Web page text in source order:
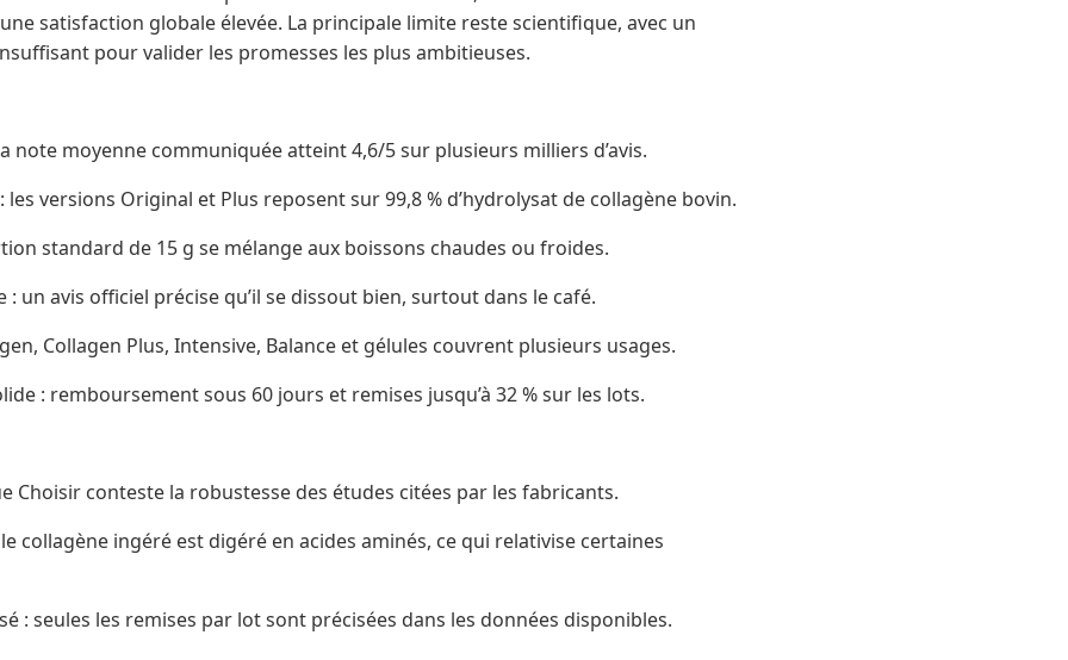
satisfaction globale élevée. La principale limite reste scientifique, avec un
pour valider les promesses les plus ambitieuses.
note moyenne communiquée atteint 4,6/5 sur plusieurs milliers d’avis.
versions Original et Plus reposent sur 99,8 % d’hydrolysat de collagène bovin.
standard de 15 g se mélange aux boissons chaudes ou froides.
un avis officiel précise qu’il se dissout bien, surtout dans le café.
Collagen Plus, Intensive, Balance et gélules couvrent plusieurs usages.
: remboursement sous 60 jours et remises jusqu’à 32 % sur les lots.
Choisir conteste la robustesse des études citées par les fabricants.
collagène ingéré est digéré en acides aminés, ce qui relativise certaines
: seules les remises par lot sont précisées dans les données disponibles.